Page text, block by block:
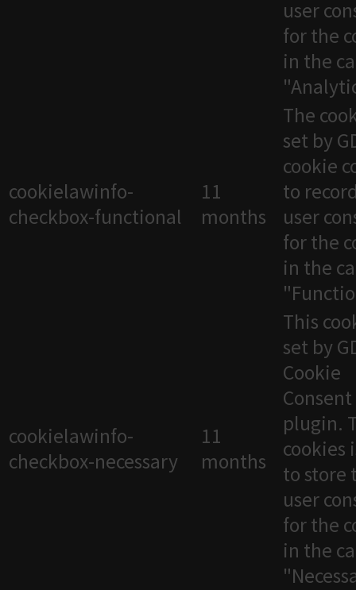
user
for the
in the
cookielawinfo-
checkbox-functional
11
months
The
set by
cookie
to
user
for the
in the
cookielawinfo-
checkbox-necessary
11
months
This
set by
Cookie
Consent
plugin.
cookies
to store
user
for the
in the